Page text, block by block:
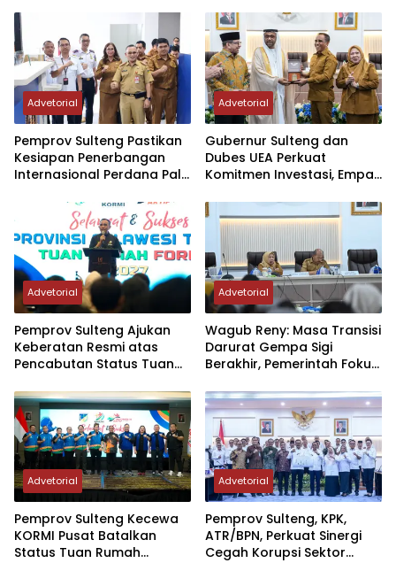
Advetorial
Pemprov Sulteng Pastikan
Kesiapan Penerbangan
Internasional Perdana Palu
Advetorial
Gubernur Sulteng dan
Dubes UEA Perkuat
Komitmen Investasi, Empat
Advetorial
Pemprov Sulteng Ajukan
Keberatan Resmi atas
Pencabutan Status Tuan
2027
Advetorial
Wagub Reny: Masa Transisi
Darurat Gempa Sigi
Berakhir, Pemerintah Fokus
Advetorial
Pemprov Sulteng Kecewa
KORMI Pusat Batalkan
Status Tuan Rumah
Advetorial
Pemprov Sulteng, KPK,
ATR/BPN, Perkuat Sinergi
Cegah Korupsi Sektor